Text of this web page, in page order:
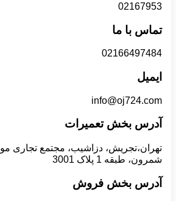
02167953
تماس با ما
02166497484
ایمیل
info@oj724.com
آدرس بخش تعمیرات
تهران،تجریش، دزاشیب، مجتمع تجاری
شمرون، طبقه 1 پلاک 3001
آدرس بخش فروش